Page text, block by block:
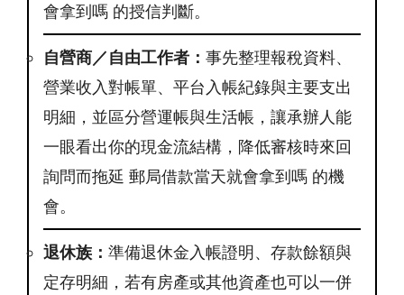
會拿到嗎 的授信判斷。
自營商／自由工作者： 事先整理報稅資料、
營業收入對帳單、平台入帳紀錄與主要支出
明細，並區分營運帳與生活帳，讓承辦人能
一眼看出你的現金流結構，降低審核時來回
詢問而拖延 郵局借款當天就會拿到嗎 的機
會。
退休族： 準備退休金入帳證明、存款餘額與
定存明細，若有房產或其他資產也可以一併